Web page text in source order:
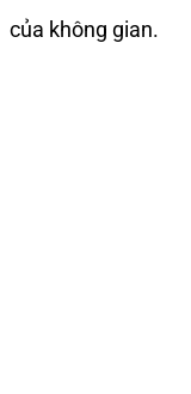
của không gian.